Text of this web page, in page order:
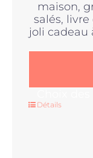
maison,
salés, livre
joli cadeau
Détails